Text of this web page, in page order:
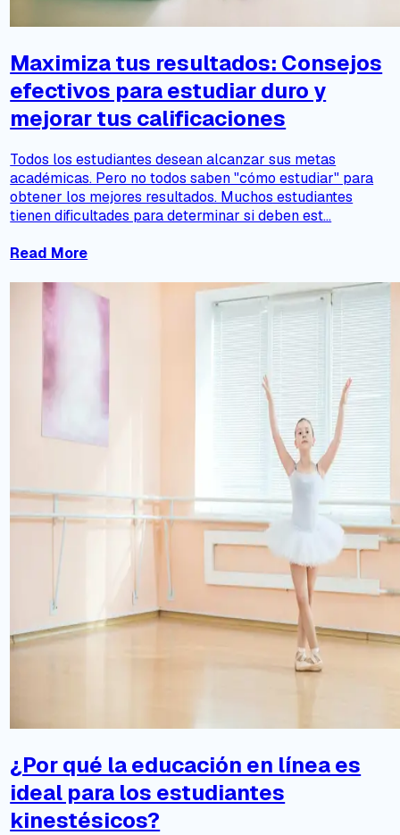
Maximiza tus resultados: Consejos
efectivos para estudiar duro y
mejorar tus calificaciones
Todos los estudiantes desean alcanzar sus metas
académicas. Pero no todos saben "cómo estudiar" para
obtener los mejores resultados. Muchos estudiantes
tienen dificultades para determinar si deben est...
Read More
¿Por qué la educación en línea es
ideal para los estudiantes
kinestésicos?